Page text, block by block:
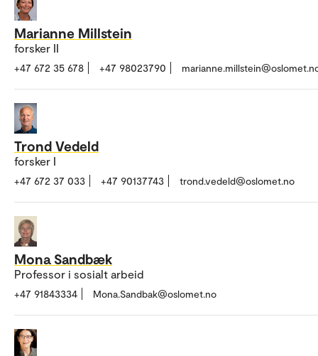
Marianne Millstein
forsker II
+47 672 35 678 +47 98023790
Trond Vedeld
forsker I
+47 672 37 033 +47 90137743 trond.vedeld@oslomet.no
Mona Sandbæk
Professor i sosialt arbeid
+47 91843334 Mona.Sandbak@oslomet.no